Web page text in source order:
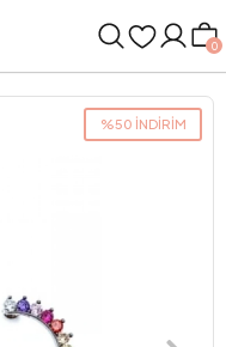
0
%50 İNDİRİM